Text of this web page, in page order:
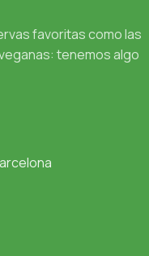
favoritas como las
tenemos algo